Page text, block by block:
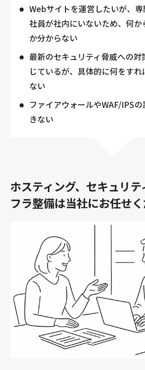
Webサイトを運営したいが、
社員が社内にいないため、何か
か分からない
最新のセキュリティ脅威への
じているが、具体的に何をす
ない
ファイアウォールやWAF/IPS
きない
ホスティング、セキュリ
フラ整備は当社にお任せく